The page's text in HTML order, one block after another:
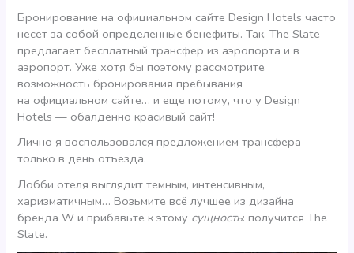
Бронирование на официальном сайте Design Hotels часто
несет за собой определенные бенефиты. Так, The Slate
предлагает бесплатный трансфер из аэропорта и в
аэропорт. Уже хотя бы поэтому рассмотрите
возможность бронирования пребывания
на официальном сайте… и еще потому, что у Design
Hotels — обалденно красивый сайт!
Лично я воспользовался предложением трансфера
только в день отъезда.
Лобби отеля выглядит темным, интенсивным,
харизматичным… Возьмите всё лучшее из дизайна
бренда W и прибавьте к этому сущность: получится The
Slate.